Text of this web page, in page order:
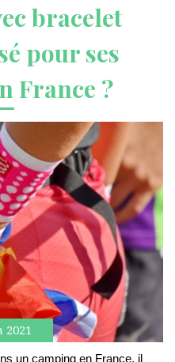
bracelet
pour ses
France ?
2021
un camping en France, il